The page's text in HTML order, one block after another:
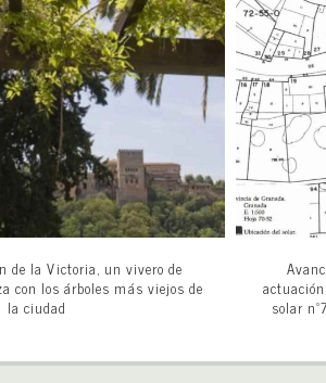
de la Victoria, un vivero de
con los árboles más viejos de
la ciudad
solar